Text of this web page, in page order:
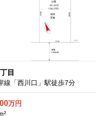
目
線「西川口」駅徒歩7分
万円